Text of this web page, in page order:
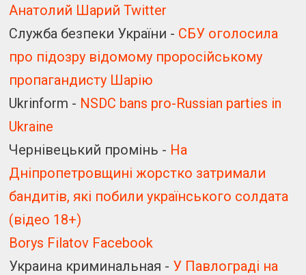
Анатолий Шарий Twitter
Служба безпеки України - СБУ оголосила
про підозру відомому проросійському
пропагандисту Шарію
Ukrinform - NSDC bans pro-Russian parties in
Ukraine
Чернівецький промінь - На
Дніпропетровщині жорстко затримали
бандитів, які побили українського солдата
(відео 18+)
Borys Filatov Facebook
Украина криминальная - У Павлограді на